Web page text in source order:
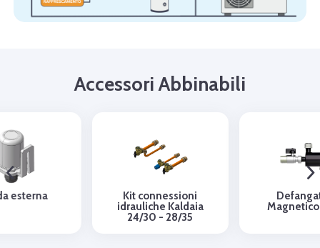
Accessori Abbinabili
esterna
Kit connessioni
idrauliche Kaldaia
24/30 - 28/35